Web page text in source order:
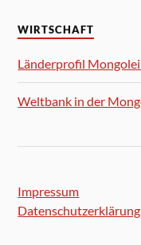
WIRTSCHAFT
Länderprofil
Weltbank in der
Impressum
Datenschutzerklärung